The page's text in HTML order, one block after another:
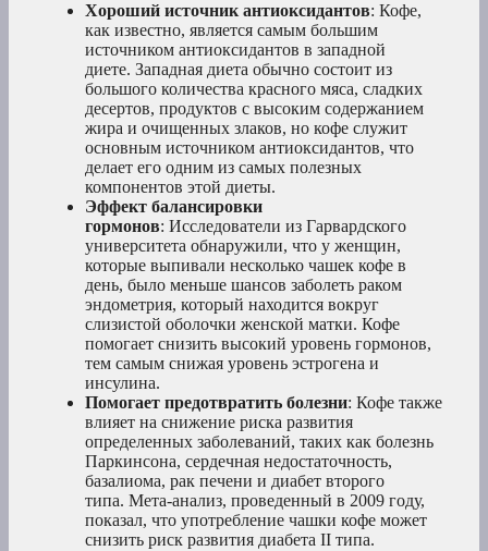
Хороший источник антиоксидантов: Кофе,
как известно, является самым большим
источником антиоксидантов в западной
диете. Западная диета обычно состоит из
большого количества красного мяса, сладких
десертов, продуктов с высоким содержанием
жира и очищенных злаков, но кофе служит
основным источником антиоксидантов, что
делает его одним из самых полезных
компонентов этой диеты.
Эффект балансировки
гормонов: Исследователи из Гарвардского
университета обнаружили, что у женщин,
которые выпивали несколько чашек кофе в
день, было меньше шансов заболеть раком
эндометрия, который находится вокруг
слизистой оболочки женской матки. Кофе
помогает снизить высокий уровень гормонов,
тем самым снижая уровень эстрогена и
инсулина.
Помогает предотвратить болезни: Кофе также
влияет на снижение риска развития
определенных заболеваний, таких как болезнь
Паркинсона, сердечная недостаточность,
базалиома, рак печени и диабет второго
типа. Мета-анализ, проведенный в 2009 году,
показал, что употребление чашки кофе может
снизить риск развития диабета II типа.